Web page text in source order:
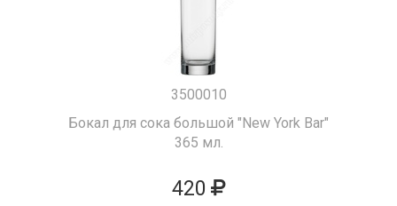
3500010
Бокал для сока большой "New York Bar"
365 мл.
420